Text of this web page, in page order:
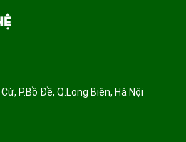
P.Bồ Đề, Q.Long Biên, Hà Nội